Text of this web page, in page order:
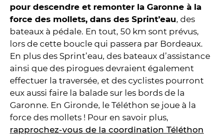
pour descendre et remonter la Garonne à la
force des mollets, dans des Sprint’eau, des
bateaux à pédale. En tout, 50 km sont prévus,
lors de cette boucle qui passera par Bordeaux.
En plus des Sprint’eau, des bateaux d’assistance
ainsi que des pirogues devraient également
effectuer la traversée, et des cyclistes pourront
eux aussi faire la balade sur les bords de la
Garonne. En Gironde, le Téléthon se joue à la
force des mollets ! Pour en savoir plus,
rapprochez-vous de la coordination Téléthon